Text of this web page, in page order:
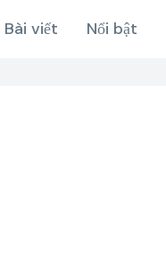
Bài viết Nổi bật